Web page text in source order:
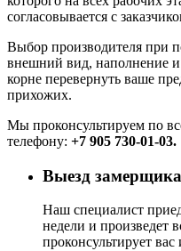
согласовывается с
Выбор производителя при
внешний вид, наполнение
корне перевернуть ваше
прихожих.
Мы проконсультируем по
телефону: +7 905 730-01-03.
Выезд замерщика
Наш специалист
недели и произведет
проконсультирует вас